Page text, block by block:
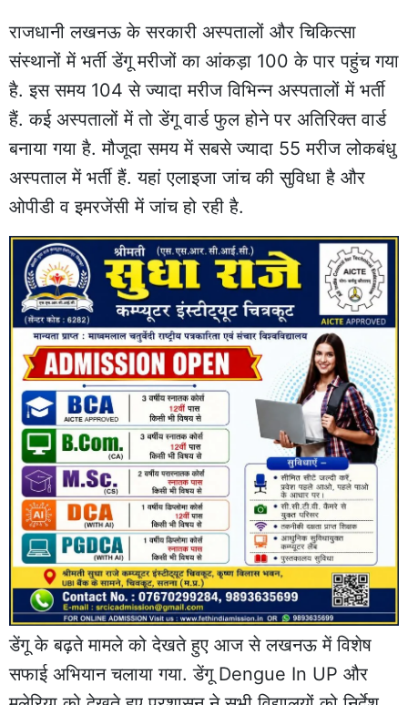
राजधानी लखनऊ के सरकारी अस्पतालों और चिकित्सा
संस्थानों में भर्ती डेंगू मरीजों का आंकड़ा 100 के पार पहुंच गया
है. इस समय 104 से ज्यादा मरीज विभिन्न अस्पतालों में भर्ती
हैं. कई अस्पतालों में तो डेंगू वार्ड फुल होने पर अतिरिक्त वार्ड
बनाया गया है. मौजूदा समय में सबसे ज्यादा 55 मरीज लोकबंधु
अस्पताल में भर्ती हैं. यहां एलाइजा जांच की सुविधा है और
ओपीडी व इमरजेंसी में जांच हो रही है.
डेंगू के बढ़ते मामले को देखते हुए आज से लखनऊ में विशेष
सफाई अभियान चलाया गया. डेंगू Dengue In UP और